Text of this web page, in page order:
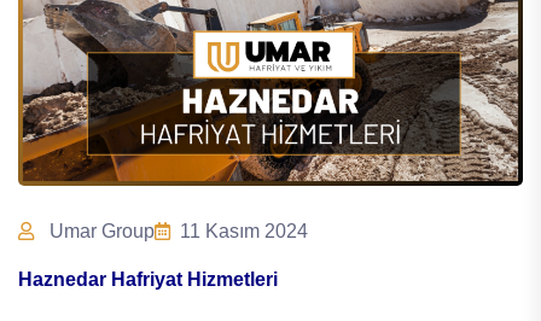
Umar Group 11 Kasım 2024
Haznedar Hafriyat Hizmetleri